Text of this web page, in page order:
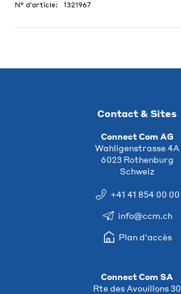
N° d'article:
1321967
Contact & Sites
Connect Com AG
Wahligenstrasse 4A
6023 Rothenburg
Schweiz
+41 41 854 00 00
info@ccm.ch
Plan d'accès
Connect Com SA
Rte des Avouillons 30